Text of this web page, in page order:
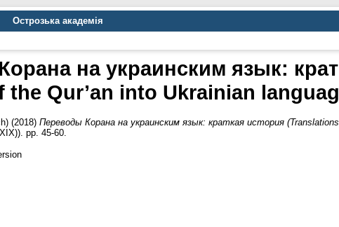
Острозька академія
на украинским язык:
the Qur’an into Ukrainian
(2018) Переводы Корана на украинским язык: краткая история
pp. 45-60.